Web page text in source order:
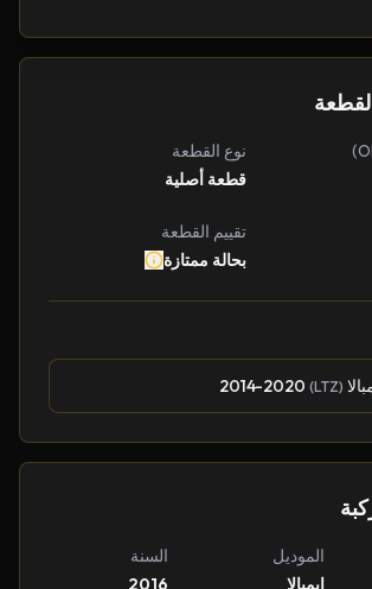
نوع القطعة
قطعة أصلية
تقييم القطعة
بحالة ممتازة
(LTZ)
الموديل
السنة